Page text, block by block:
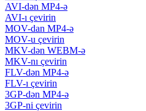
AVI-dən MP4-ə
AVI-ı çevirin
MOV-dan MP4-ə
MOV-u çevirin
MKV-dən WEBM-ə
MKV-nı çevirin
FLV-dən MP4-ə
FLV-ı çevirin
3GP-dən MP4-ə
3GP-ni çevirin